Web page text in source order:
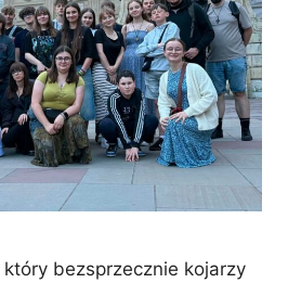
bezsprzecznie kojarzy